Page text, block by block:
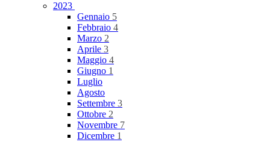
2023
Gennaio 5
Febbraio 4
Marzo 2
Aprile 3
Maggio 4
Giugno 1
Luglio
Agosto
Settembre 3
Ottobre 2
Novembre 7
Dicembre 1